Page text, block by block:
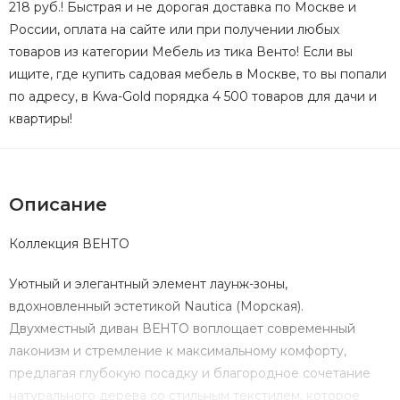
218 руб.! Быстрая и не дорогая доставка по Москве и
России, оплата на сайте или при получении любых
товаров из категории Мебель из тика Венто! Если вы
ищите, где купить садовая мебель в Москве, то вы попали
по адресу, в Kwa-Gold порядка 4 500 товаров для дачи и
квартиры!
Описание
Коллекция ВЕНТО
Уютный и элегантный элемент лаунж-зоны,
вдохновленный эстетикой Nautica (Морская).
Двухместный диван ВЕНТО воплощает современный
лаконизм и стремление к максимальному комфорту,
предлагая глубокую посадку и благородное сочетание
натурального дерева со стильным текстилем, которое